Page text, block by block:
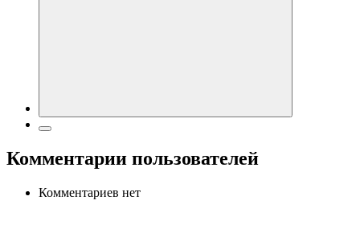
Комментарии пользователей
Комментариев нет